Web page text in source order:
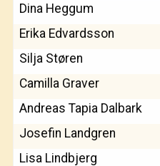
Dina Heggum
Erika Edvardsson
Silja Støren
Camilla Graver
Andreas Tapia Dalbark
Josefin Landgren
Lisa Lindbjerg